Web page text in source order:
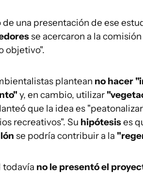
de una presentación de ese
se acercaron a la
objetivo".
plantean no hacer
y, en cambio, utilizar
que la idea es
recreativos". Su hipótesises
se podría contribuir a la
todavía no le presentó el